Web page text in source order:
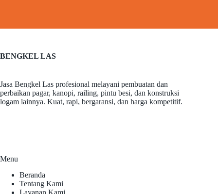
BENGKEL LAS
Jasa Bengkel Las profesional melayani pembuatan dan
perbaikan pagar, kanopi, railing, pintu besi, dan konstruksi
logam lainnya. Kuat, rapi, bergaransi, dan harga kompetitif.
Menu
Beranda
Tentang Kami